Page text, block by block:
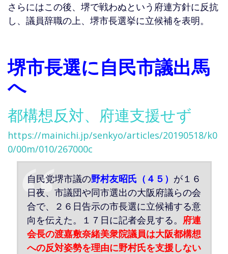
さらにはこの後、堺で戦わぬという府連方針に反抗
し、議員辞職の上、堺市長選挙に立候補を表明。
堺市長選に自民市議出馬
へ
都構想反対、府連支援せず
https://mainichi.jp/senkyo/articles/20190518/k0
0/00m/010/267000c
自民党堺市議の野村友昭氏（４５） が１６
日夜、市議団や同市選出の大阪府議らの会
合で、２６日告示の市長選に立候補する意
向を伝えた。１７日に記者会見する。 府連
会長の渡嘉敷奈緒美衆院議員は大阪都構想
への反対姿勢を理由に野村氏を支援しない